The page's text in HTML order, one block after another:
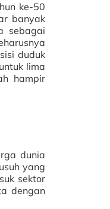
ke-50
banyak
sebagai
duduk
lima
hampir
dunia
yang
sektor
dengan